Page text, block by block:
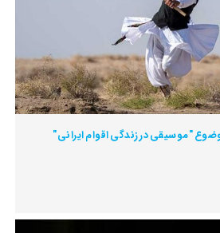
"موسیقی در زندگی اقوام ایرانی"